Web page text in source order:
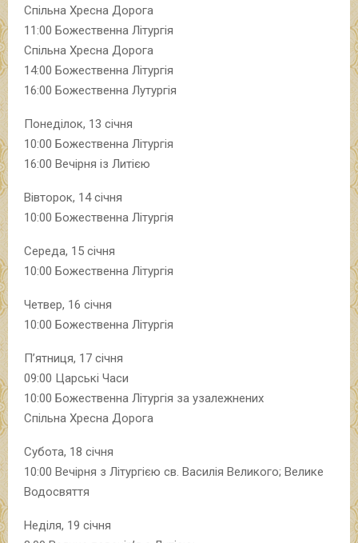
Спільна Хресна Дорога
11:00 Божественна Літургія
Спільна Хресна Дорога
14:00 Божественна Літургія
16:00 Божественна Лутургія
Понеділок, 13 січня
10:00 Божественна Літургія
16:00 Вечірня із Литією
Вівторок, 14 січня
10:00 Божественна Літургія
Середа, 15 січня
10:00 Божественна Літургія
Четвер, 16 січня
10:00 Божественна Літургія
П’ятниця, 17 січня
09:00 Царські Часи
10:00 Божественна Літургія за узалежнених
Спільна Хресна Дорога
Субота, 18 січня
10:00 Вечірня з Літургією св. Василія Великого; Велике
Водосвяття
Неділя, 19 січня